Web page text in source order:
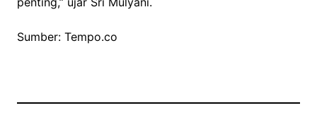
Sumber: Tempo.co